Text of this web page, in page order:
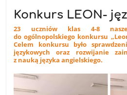
Konkurs LEON-
23 uczniów klas 4-8 naszej
do ogólnopolskiego konkursu
Celem konkursu było
językowych oraz rozwijanie
z nauką języka angielskiego.